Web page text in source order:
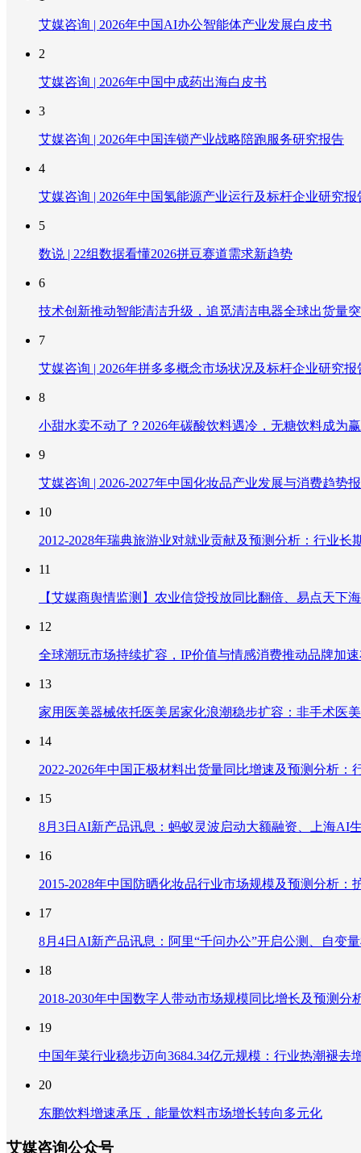
艾媒咨询 | 2026年中国AI办公智能体产业发展白皮书
2
艾媒咨询 | 2026年中国中成药出海白皮书
3
艾媒咨询 | 2026年中国连锁产业战略陪跑服务研究报告
4
艾媒咨询 | 2026年中国氢能源产业运行及标杆企业研究报
5
数说 | 22组数据看懂2026拼豆赛道需求新趋势
6
技术创新推动智能清洁升级，追觅清洁电器全球出货量
7
艾媒咨询 | 2026年拼多多概念市场状况及标杆企业研究报
8
小甜水卖不动了？2026年碳酸饮料遇冷，无糖饮料成为
9
艾媒咨询 | 2026-2027年中国化妆品产业发展与消费趋势
10
2012-2028年瑞典旅游业对就业贡献及预测分析：行业
11
【艾媒商舆情监测】农业信贷投放同比翻倍、易点天下
12
全球潮玩市场持续扩容，IP价值与情感消费推动品牌加
13
家用医美器械依托医美居家化浪潮稳步扩容：非手术医
14
2022-2026年中国正极材料出货量同比增速及预测分析
15
8月3日AI新产品讯息：蚂蚁灵波启动大额融资、上海AI
16
2015-2028年中国防晒化妆品行业市场规模及预测分析
17
8月4日AI新产品讯息：阿里“千问办公”开启公测、自变
18
2018-2030年中国数字人带动市场规模同比增长及预测
19
中国年菜行业稳步迈向3684.34亿元规模：行业热潮褪
20
东鹏饮料增速承压，能量饮料市场增长转向多元化
艾媒咨询公众号